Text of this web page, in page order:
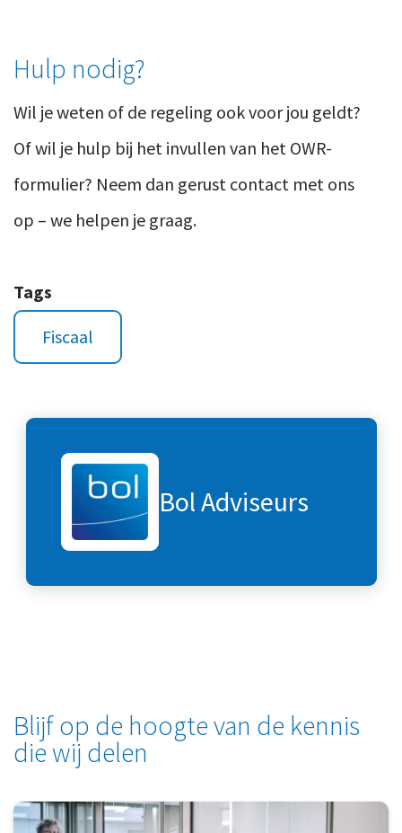
Hulp nodig?
Wil je weten of de regeling ook voor jou geldt?
Of wil je hulp bij het invullen van het OWR-
formulier? Neem dan gerust contact met ons
op – we helpen je graag.
Tags
Fiscaal
Bol Adviseurs
Blijf op de hoogte van de kennis
die wij delen